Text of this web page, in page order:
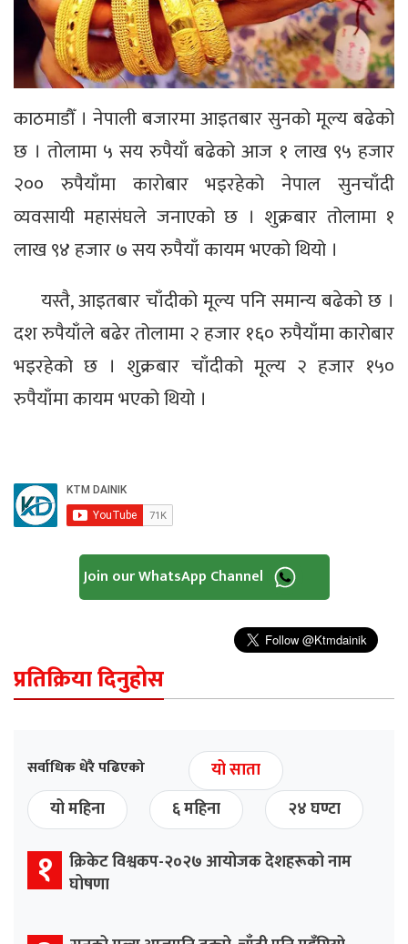
काठमाडौँ । नेपाली बजारमा आइतबार सुनको मूल्य बढेको
छ । तोलामा ५ सय रुपैयाँ बढेको आज १ लाख ९५ हजार
२०० रुपैयाँमा कारोबार भइरहेको नेपाल सुनचाँदी
व्यवसायी महासंघले जनाएको छ । शुक्रबार तोलामा १
लाख ९४ हजार ७ सय रुपैयाँ कायम भएको थियो ।
यस्तै, आइतबार चाँदीको मूल्य पनि समान्य बढेको छ ।
दश रुपैयाँले बढेर तोलामा २ हजार १६० रुपैयाँमा कारोबार
भइरहेको छ । शुक्रबार चाँदीको मूल्य २ हजार १५०
रुपैयाँमा कायम भएको थियो ।
Join our WhatsApp Channel
प्रतिक्रिया दिनुहोस
सर्वाधिक धेरै पढिएको
यो साता
यो महिना
६ महिना २४ घण्टा
१
क्रिकेट विश्वकप-२०२७ आयोजक देशहरूको नाम
घोषणा